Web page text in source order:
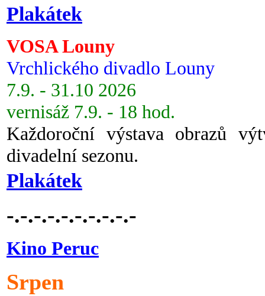
Plakátek
VOSA Louny
Vrchlického divadlo Louny
7.9. - 31.10 2026
vernisáž 7.9. - 18 hod.
Každoroční výstava obrazů
divadelní sezonu.
Plakátek
-.-.-.-.-.-.-.-.-.-
Kino Peruc
Srpen